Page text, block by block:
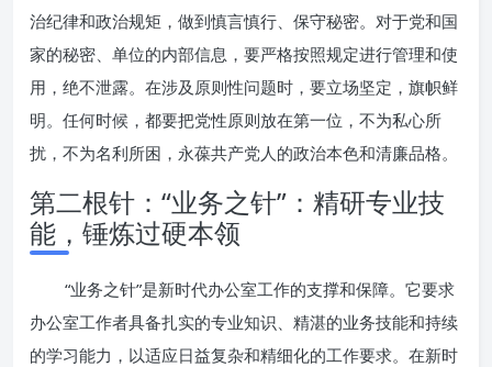
治纪律和政治规矩，做到慎言慎行、保守秘密。对于党和国
家的秘密、单位的内部信息，要严格按照规定进行管理和使
用，绝不泄露。在涉及原则性问题时，要立场坚定，旗帜鲜
明。任何时候，都要把党性原则放在第一位，不为私心所
扰，不为名利所困，永葆共产党人的政治本色和清廉品格。
第二根针：“业务之针”：精研专业技
能，锤炼过硬本领
“业务之针”是新时代办公室工作的支撑和保障。它要求
办公室工作者具备扎实的专业知识、精湛的业务技能和持续
的学习能力，以适应日益复杂和精细化的工作要求。在新时